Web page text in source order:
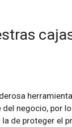
negocio, por
de proteger el